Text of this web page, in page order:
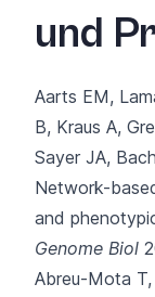
und
Aarts EM,
B, Kraus A,
Sayer JA,
Network-
and
Genome Biol
Abreu-Mota